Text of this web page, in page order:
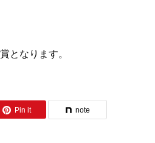
となります。
Pin it note